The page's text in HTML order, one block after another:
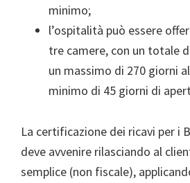
minimo;
l’ospitalità può essere
tre camere, con un totale
un massimo di 270 giorni
minimo di 45 giorni di
La certificazione dei ricavi per i
deve avvenire rilasciando al
semplice (non fiscale),